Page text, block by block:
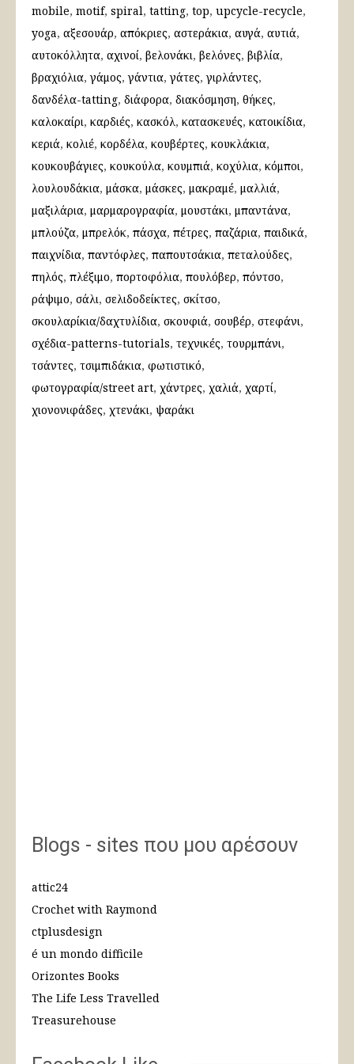
mobile motif spiral tatting top upcycle-recycle
yoga αξεσουάρ απόκριες αστεράκια αυγά αυτιά
αυτοκόλλητα αχινοί βελονάκι βελόνες βιβλία
βραχιόλια γάμος γάντια γάτες γιρλάντες
δανδέλα-tatting διάφορα διακόσμηση θήκες
καλοκαίρι καρδιές κασκόλ κατασκευές κατοικίδια
κεριά κολιέ κορδέλα κουβέρτες κουκλάκια
κουκουβάγιες κουκούλα κουμπιά κοχύλια κόμποι
λουλουδάκια μάσκα μάσκες μακραμέ μαλλιά
μαξιλάρια μαρμαρογραφία μουστάκι μπαντάνα
μπλούζα μπρελόκ πάσχα πέτρες παζάρια παιδικά
παιχνίδια παντόφλες παπουτσάκια πεταλούδες
πηλός πλέξιμο πορτοφόλια πουλόβερ πόντσο
ράψιμο σάλι σελιδοδείκτες σκίτσο
σκουλαρίκια/δαχτυλίδια σκουφιά σουβέρ στεφάνι
σχέδια-patterns-tutorials τεχνικές τουρμπάνι
τσάντες τσιμπιδάκια φωτιστικό
φωτογραφία/street art χάντρες χαλιά χαρτί
χιονονιφάδες χτενάκι ψαράκι
Blogs - sites που μου αρέσουν
attic24
Crochet with Raymond
ctplusdesign
é un mondo difficile
Orizontes Books
The Life Less Travelled
Treasurehouse